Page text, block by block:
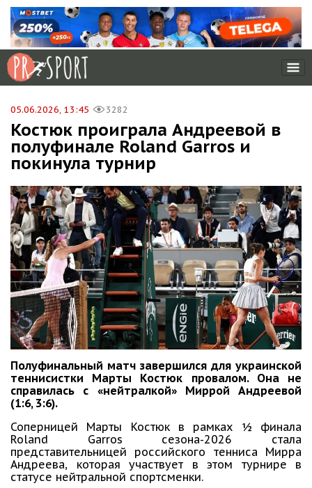
05.06.2026, 13:45 3282
Костюк проиграла Андреевой в
полуфинале Roland Garros и
покинула турнир
Полуфинальный матч завершился для украинской
теннисистки Марты Костюк провалом. Она не
справилась с «нейтралкой» Миррой Андреевой
(1:6, 3:6).
Соперницей Марты Костюк в рамках ½ финала
Roland Garros сезона-2026 стала
представительницей российского тенниса Мирра
Андреева, которая участвует в этом турнире в
статусе нейтральной спортсменки.